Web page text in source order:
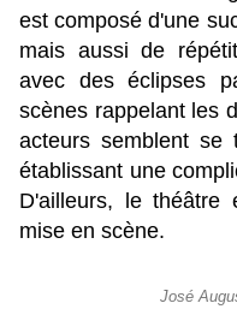
est composé d'une
mais aussi de
avec des éclipses
scènes rappelant les
acteurs semblent se
établissant une
D'ailleurs, le théâtre
mise en scène.
José